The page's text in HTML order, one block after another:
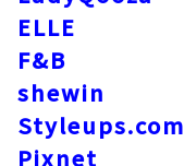
ELLE
F&B
shewin
Styleups.com
Pixnet